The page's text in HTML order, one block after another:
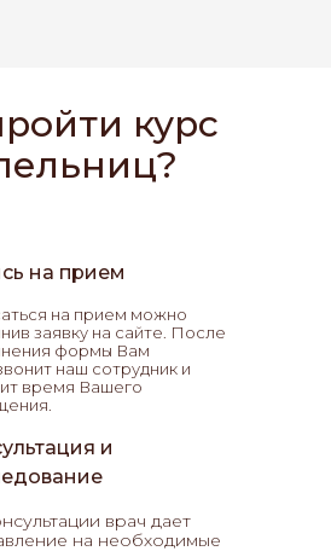
курс
врач дает
на необходимые
и
на прием
на прием можно
заявку на сайте. После
формы Вам
наш сотрудник и
время Вашего